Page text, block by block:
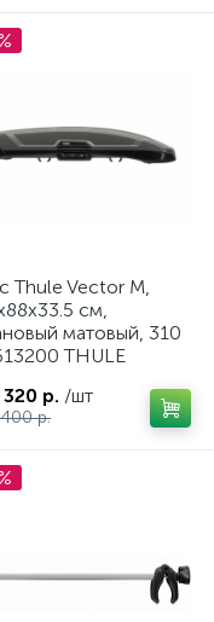
автомобиля
Thule Vector M,
см,
матовый, 310
THULE
р. /шт
р.